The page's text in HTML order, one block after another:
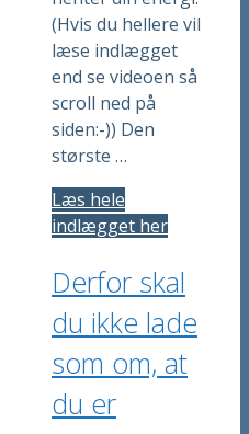
(Hvis du hellere vil
læse indlægget
end se videoen så
scroll ned på
siden:-)) Den
største …
Læs hele
indlægget her
Derfor skal
du ikke lade
som om, at
du er